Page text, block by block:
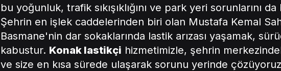
bu yoğunluk, trafik sıkışıklığını ve park yeri sorunlarını
Şehrin en işlek caddelerinden biri olan Mustafa Kemal
Basmane'nin dar sokaklarında lastik arızası yaşamak,
kabustur. Konak lastikçi hizmetimizle, şehrin
ve size en kısa sürede ulaşarak sorunu yerinde